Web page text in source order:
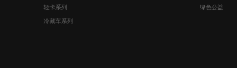
轻卡系列
冷藏车系列
绿色公益